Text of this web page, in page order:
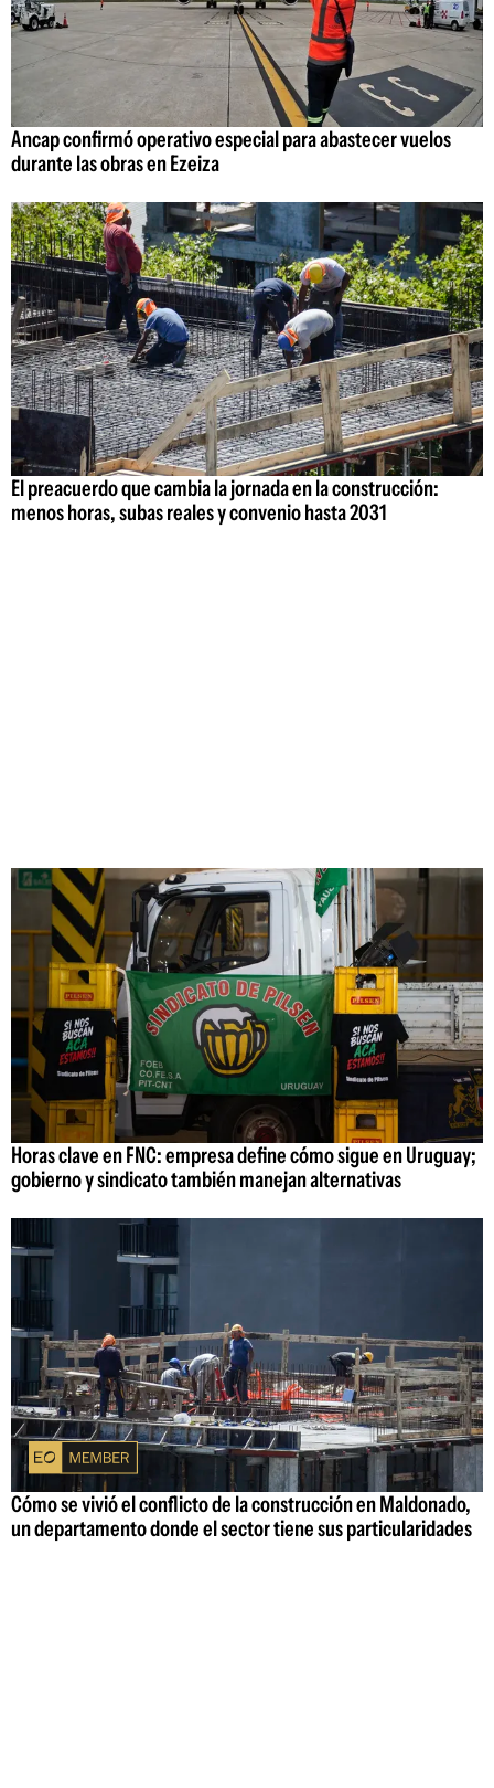
Ancap confirmó operativo especial para abastecer vuelos
durante las obras en Ezeiza
El preacuerdo que cambia la jornada en la construcción:
menos horas, subas reales y convenio hasta 2031
Horas clave en FNC: empresa define cómo sigue en Uruguay;
gobierno y sindicato también manejan alternativas
Cómo se vivió el conflicto de la construcción en Maldonado,
un departamento donde el sector tiene sus particularidades